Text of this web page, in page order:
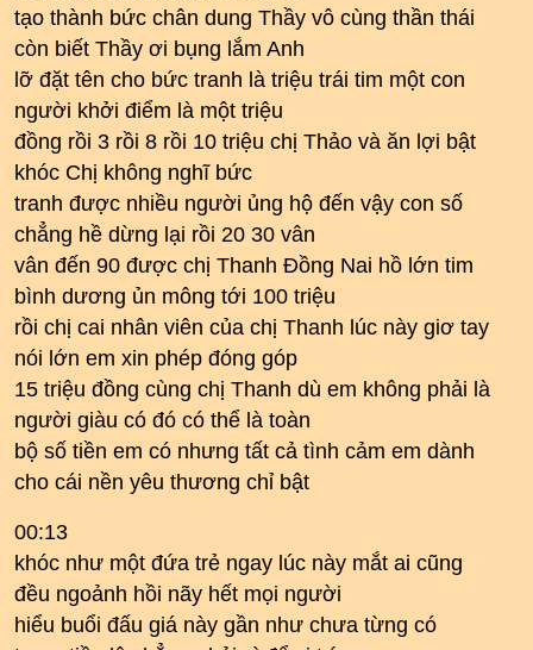
tạo thành bức chân dung Thầy vô cùng thần thái
còn biết Thầy ơi bụng lắm Anh
lỡ đặt tên cho bức tranh là triệu trái tim một con
người khởi điểm là một triệu
đồng rồi 3 rồi 8 rồi 10 triệu chị Thảo và ăn lợi bật
khóc Chị không nghĩ bức
tranh được nhiều người ủng hộ đến vậy con số
chẳng hề dừng lại rồi 20 30 vân
vân đến 90 được chị Thanh Đồng Nai hồ lớn tim
bình dương ủn mông tới 100 triệu
rồi chị cai nhân viên của chị Thanh lúc này giơ tay
nói lớn em xin phép đóng góp
15 triệu đồng cùng chị Thanh dù em không phải là
người giàu có đó có thể là toàn
bộ số tiền em có nhưng tất cả tình cảm em dành
cho cái nền yêu thương chỉ bật
00:13
khóc như một đứa trẻ ngay lúc này mắt ai cũng
đều ngoảnh hồi nãy hết mọi người
hiểu buổi đấu giá này gần như chưa từng có